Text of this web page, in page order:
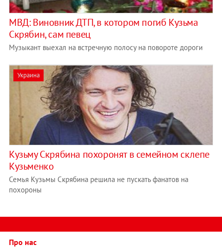
МВД: Виновник ДТП, в котором погиб Кузьма
Скрябин, сам певец
Музыкант выехал на встречную полосу на повороте дороги
Украина
Кузьму Скрябина похоронят в семейном склепе
Кузьменко
Семья Кузьмы Скрябина решила не пускать фанатов на
похороны
Про нас